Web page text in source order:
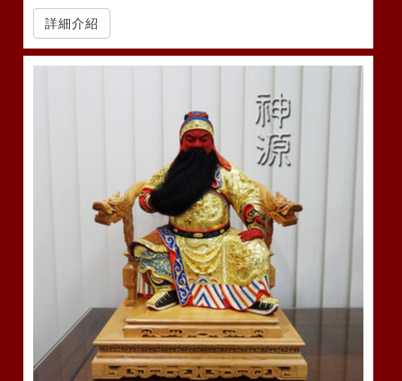
詳細介紹